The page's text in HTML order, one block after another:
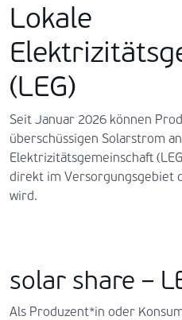
Lokale
(LEG)
Seit Januar 2026 können
überschüssigen Solarstrom
Elektrizitätsgemeinschaft
direkt im Versorgungsgebiet
wird.
solar share –
Als Produzent*in oder